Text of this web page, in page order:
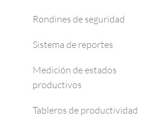
Rondines de seguridad
Sistema de reportes
Medición de estados
productivos
Tableros de productividad